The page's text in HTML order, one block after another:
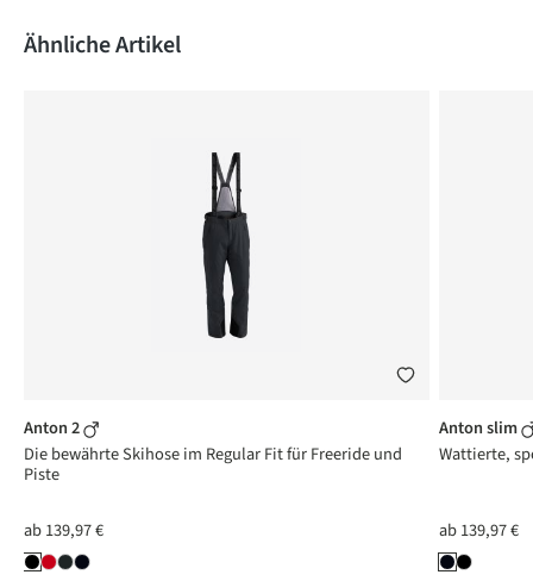
Produktgalerie überspringen
Ähnliche Artikel
Anton 2
Die bewährte Skihose im Regular Fit für Freeride und
Piste
ab139,97 €
Anton slim
Wattierte,
ab139,97 €